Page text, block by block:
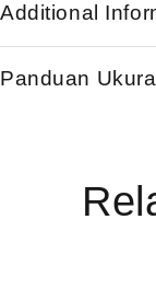
Additional
Panduan